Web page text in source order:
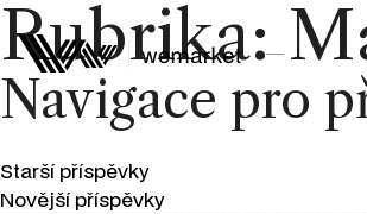
Rubrika:
Navigace pro
Starší příspěvky
Novější příspěvky